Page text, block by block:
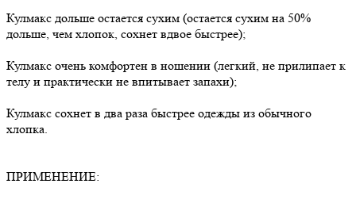
Кулмакс дольше остается сухим (остается сухим на 50%
дольше, чем хлопок, сохнет вдвое быстрее);
Кулмакс очень комфортен в ношении (легкий, не прилипает к
телу и практически не впитывает запахи);
Кулмакс сохнет в два раза быстрее одежды из обычного
хлопка.
ПРИМЕНЕНИЕ: